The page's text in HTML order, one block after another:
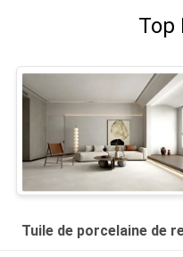
Top
Tuile de porcelaine de